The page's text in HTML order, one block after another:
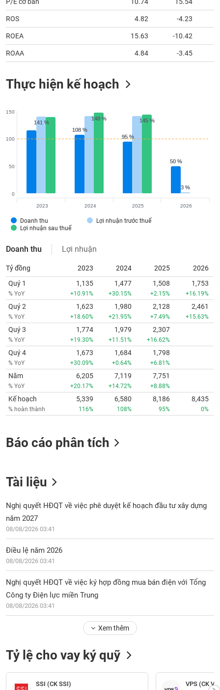
ROS 4.82 -4.23
ROEA 15.63 -10.42
ROAA 4.84 -3.45
Thực hiện kế hoạch
108 %
108 %
95 %
95 %
50 %
50 %
141 %
141 %
3 %
3 %
148 %
148 % 145 %
145 %
Doanh thu
Lợi nhuận trước thuế
Lợi nhuận sau thuế
0
50
100
150
2023 2024 2025 2026
Doanh thu Lợi nhuận
Tỷ đồng 2023 2024 2025
2026
Quý 1
% YoY
1,135
+10.91%
1,477
+30.15%
1,508
+2.15%
1,753
+16.19%
Quý 2
% YoY
1,623
+18.60%
1,980
+21.95%
2,128
+7.49%
2,461
+15.63%
Quý 3
% YoY
1,774
+19.30%
1,979
+11.51%
2,307
+16.62%
Quý 4
% YoY
1,673
+30.09%
1,684
+0.64%
1,798
+6.81%
Năm
% YoY
6,205
+20.17%
7,119
+14.72%
7,751
+8.88%
Kế hoạch
% hoàn thành
5,339
116%
6,580
108%
8,186
95%
8,435
0%
Báo cáo phân tích
Tài liệu
Nghị quyết HĐQT về việc phê duyệt kế hoạch đầu tư xây dựng
năm 2027
08/08/2026 03:41
Điều lệ năm 2026
08/08/2026 03:41
Nghị quyết HĐQT về việc ký hợp đồng mua bán điện với Tổng
Công ty Điện lực miền Trung
08/08/2026 03:41
Xem thêm
Tỷ lệ cho vay ký quỹ
SSI (CK SSI) VPS (CK